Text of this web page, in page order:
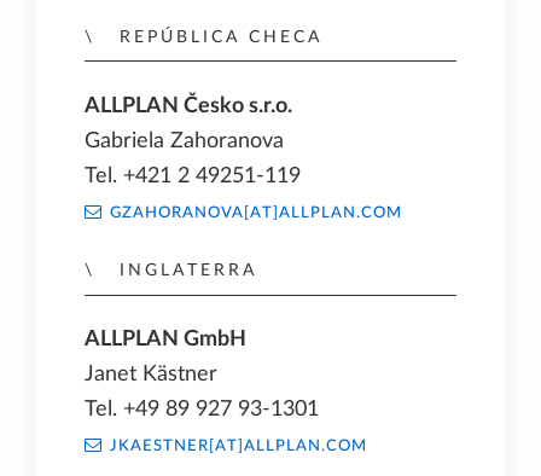
REPÚBLICA CHECA
ALLPLAN Česko s.r.o.
Gabriela Zahoranova
Tel. +421 2 49251-119
GZAHORANOVA[AT]ALLPLAN.COM
INGLATERRA
ALLPLAN GmbH
Janet Kästner
Tel. +49 89 927 93-1301
JKAESTNER[AT]ALLPLAN.COM